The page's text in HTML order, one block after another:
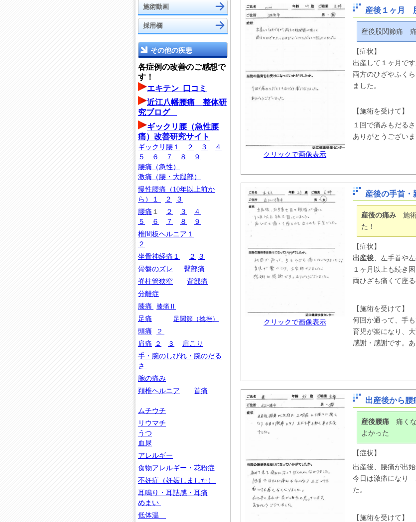
施術動画
採用欄
その他の疾患
各症例の改善のご感想で
す！
エキテン 口コミ
近江八幡腰痛 整体研
究ブログ
ギックリ腰（急性腰
痛）改善研究サイト
ギックリ腰 １ ２ ３
４
５
６ ７ ８
９
腰痛（急性）
激痛（腰・大腿部）
慢性腰痛（10年以上前か
ら）１
２
３
腰痛 １ ２ ３
４
５
６ ７ ８
９
椎間板ヘルニア１
２
坐骨神経痛１
２
３
骨盤のズレ
臀部痛
脊柱管狭窄
背部痛
分離症
膝痛
膝痛Ⅱ
足痛
足関節（捻挫）
頭痛
２
肩痛
２ ３
肩こり
手・腕のしびれ ・腕のだる
さ
腕の痛み
頚椎ヘルニア
首痛
ムチウチ
リウマチ
うつ
血尿
アレルギー
食物アレルギー・花粉症
不妊症（妊娠しました）
耳鳴り・耳詰感・耳痛
めまい
低体温
クリックで画像表示
産後１ヶ月
産後股関節痛 痛
【症状】
出産して１ヶ月で
両方のひざやふく
ました。
【施術を受けて】
１回で痛みもだる
ありがとうございま
クリックで画像表示
産後の手首・
産後の痛み 施術
た！
【症状】
出産後、左手首や
１ヶ月以上も続き
両ひざも痛くて座
【施術を受けて】
何回か通って、手
育児が楽になり、
感謝・感謝です。
出産後から腰
産後腰痛 痛くな
よかった
【症状】
出産後、腰痛が出
今日は激痛になり
た。
【施術を受けて】